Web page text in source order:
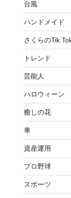
台風
ハンドメイド
さくらのTik
トレンド
芸能人
ハロウィーン
癒しの花
車
資産運用
プロ野球
スポーツ